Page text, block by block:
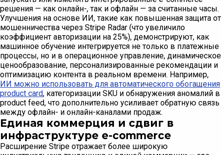
решения — как онлайн-, так и офлайн — за считанные часы.
Улучшения на основе ИИ, такие как повышенная защита от
мошенничества через Stripe Radar (что увеличило
коэффициент авторизации на 25%), демонстрируют, как
машинное обучение интегрируется не только в платежные
процессы, но и в операционное управление, динамическое
ценообразование, персонализированные рекомендации и
оптимизацию контента в реальном времени. Например,
ИИ можно использовать для автоматического обогащения
product card, категоризации SKU и обнаружения аномалий в
product feed, что дополнительно усиливает обратную связь
между офлайн- и онлайн-каналами продаж.
Единая коммерция и сдвиг в
инфраструктуре e-commerce
Расширение Stripe отражает более широкую